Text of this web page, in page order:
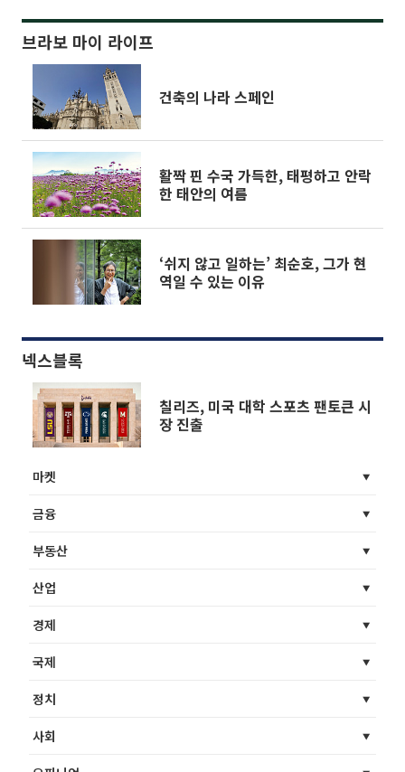
브라보 마이 라이프
건축의 나라 스페인
활짝 핀 수국 가득한, 태평하고 안락
한 태안의 여름
‘쉬지 않고 일하는’ 최순호, 그가 현
역일 수 있는 이유
넥스블록
칠리즈, 미국 대학 스포츠 팬토큰 시
장 진출
마켓
금융
부동산
산업
경제
국제
정치
사회